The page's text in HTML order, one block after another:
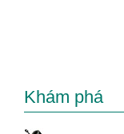
Khám phá